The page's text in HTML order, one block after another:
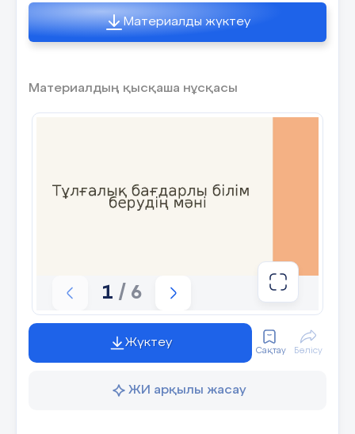
Материалды жүктеу
Материалдың қысқаша нұсқасы
1 / 6
Жүктеу
Сақтау Бөлісу
ЖИ арқылы жасау